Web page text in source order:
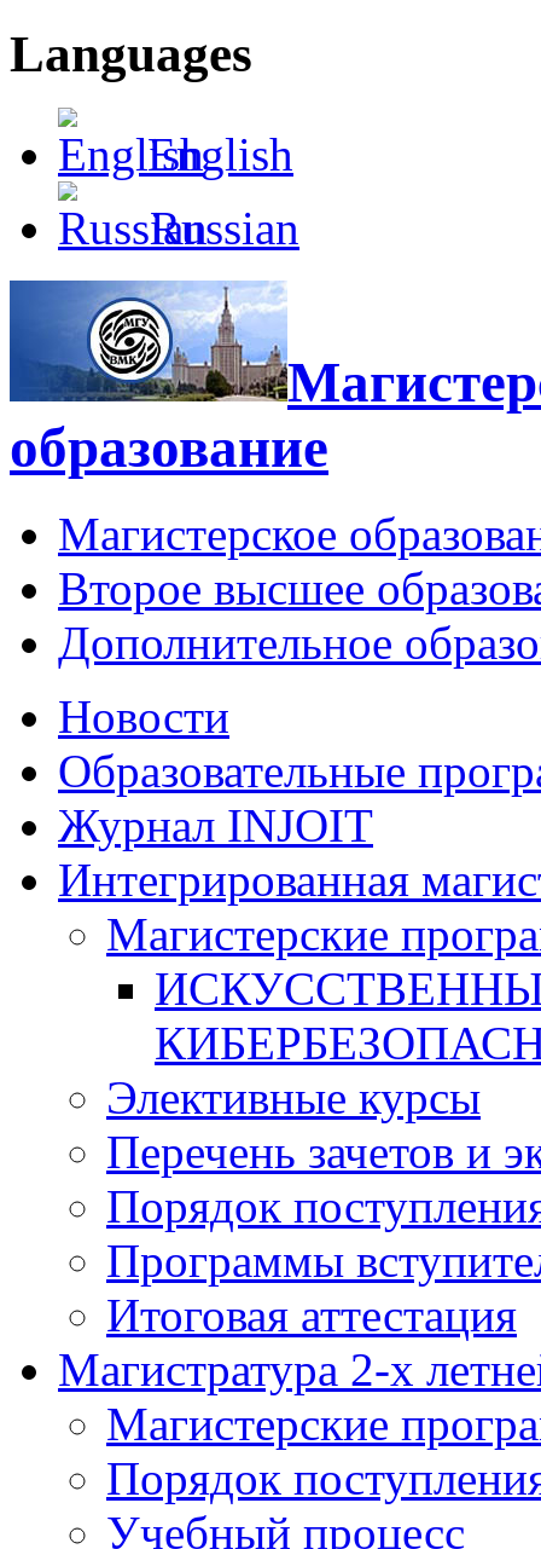
Languages
English
Russian
образование
Магистерское
Второе высшее
Дополнительное
Новости
Образовательные
Журнал INJOIT
Интегрированная
Магистерские
Элективные курсы
Перечень зачетов и
Порядок
Программы
Итоговая аттестация
Магистратура 2-х
Магистерские
Порядок
Учебный процесс